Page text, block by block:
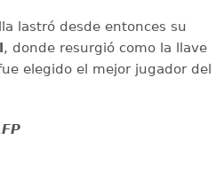
lastró desde entonces su
, donde resurgió como la llave
elegido el mejor jugador del